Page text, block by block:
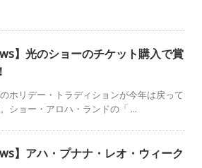
】光のショーのチケット購入で賞
ホリデー・トラディションが今年は戻って
ショー・アロハ・ランドの「 ...
】アハ・プナナ・レオ・ウィーク